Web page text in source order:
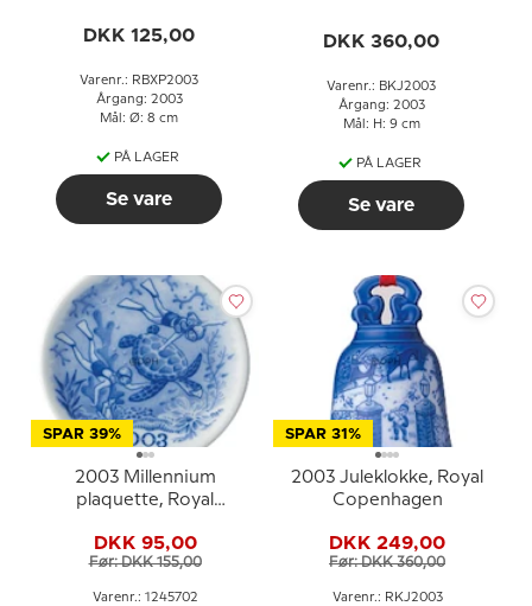
platte
DKK 125,00
Varenr.: RBXP2003
Årgang: 2003
Mål: Ø: 8 cm
PÅ LAGER
Se vare
DKK 360,00
Varenr.: BKJ2003
Årgang: 2003
Mål: H: 9 cm
PÅ LAGER
Se vare
SPAR 39%
2003 Millennium
plaquette, Royal
DKK 95,00
Før: DKK 155,00
Varenr.: 1245702
SPAR 31%
2003 Juleklokke, Royal
Copenhagen
DKK 249,00
Før: DKK 360,00
Varenr.: RKJ2003